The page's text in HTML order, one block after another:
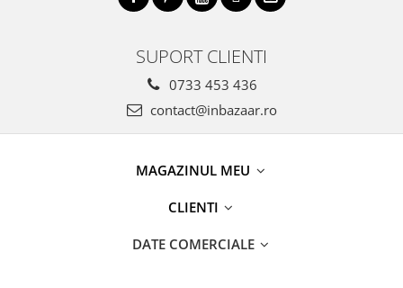
SUPORT CLIENTI
0733 453 436
contact@inbazaar.ro
MAGAZINUL MEU
CLIENTI
DATE COMERCIALE